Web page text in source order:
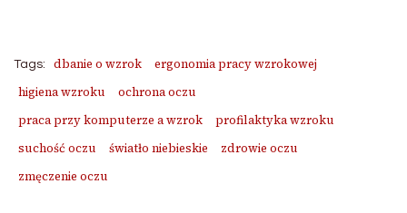
Tags: dbanie o wzrok
ergonomia pracy wzrokowej
higiena wzroku
ochrona oczu
praca przy komputerze a wzrok
profilaktyka wzroku
suchość oczu
światło niebieskie
zdrowie oczu
zmęczenie oczu